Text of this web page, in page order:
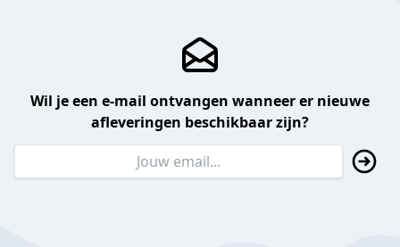
Wil je een e-mail ontvangen wanneer er nieuwe
afleveringen beschikbaar zijn?